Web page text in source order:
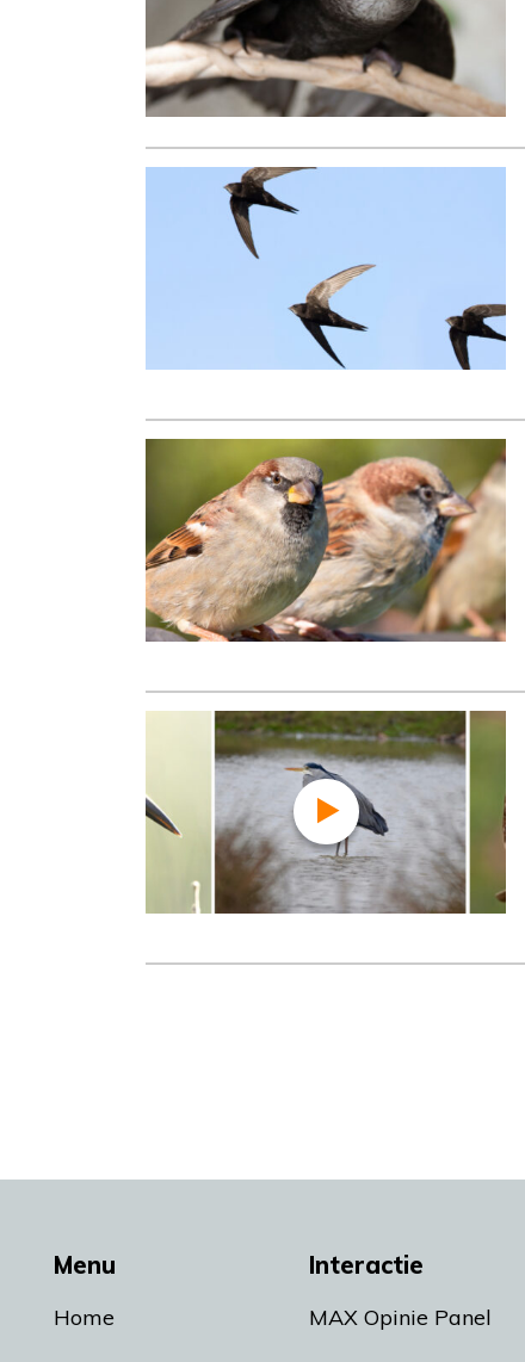
Menu
Home
Interactie
MAX Opinie Panel